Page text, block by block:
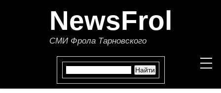
NewsFrol
СМИ Фрола Тарновского